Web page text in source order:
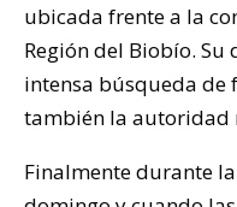
ubicada frente a la
Región del Biobío.
intensa búsqueda de
también la autoridad
Finalmente durante